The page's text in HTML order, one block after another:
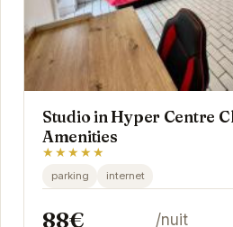
Studio in Hyper Centre
Amenities
★★★★★
parking internet
88€ /nuit